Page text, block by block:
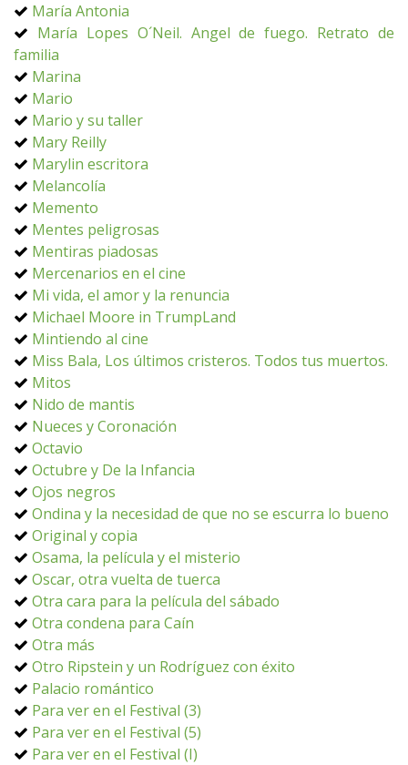
María Antonia
María Lopes O´Neil. Angel de fuego. Retrato de
familia
Marina
Mario
Mario y su taller
Mary Reilly
Marylin escritora
Melancolía
Memento
Mentes peligrosas
Mentiras piadosas
Mercenarios en el cine
Mi vida, el amor y la renuncia
Michael Moore in TrumpLand
Mintiendo al cine
Miss Bala, Los últimos cristeros. Todos tus muertos.
Mitos
Nido de mantis
Nueces y Coronación
Octavio
Octubre y De la Infancia
Ojos negros
Ondina y la necesidad de que no se escurra lo bueno
Original y copia
Osama, la película y el misterio
Oscar, otra vuelta de tuerca
Otra cara para la película del sábado
Otra condena para Caín
Otra más
Otro Ripstein y un Rodríguez con éxito
Palacio romántico
Para ver en el Festival (3)
Para ver en el Festival (5)
Para ver en el Festival (I)